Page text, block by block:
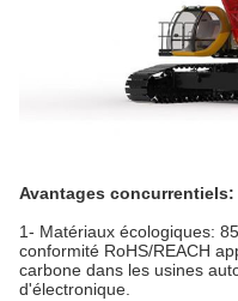
Avantages concurrentiels:
1- Matériaux écologiques:
conformité RoHS/REACH
carbone dans les usines
d'électronique.